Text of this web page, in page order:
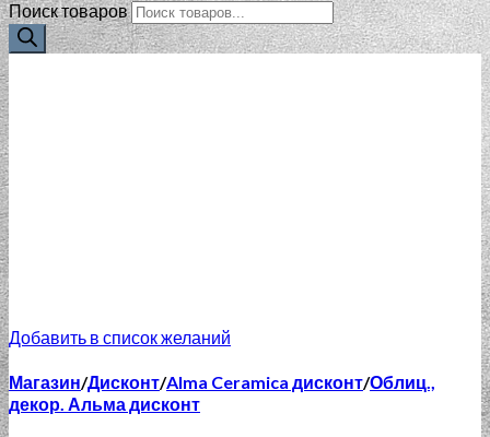
Поиск товаров
Добавить в список желаний
Магазин/Дисконт/Alma Ceramica дисконт/Облиц.,
декор. Альма дисконт